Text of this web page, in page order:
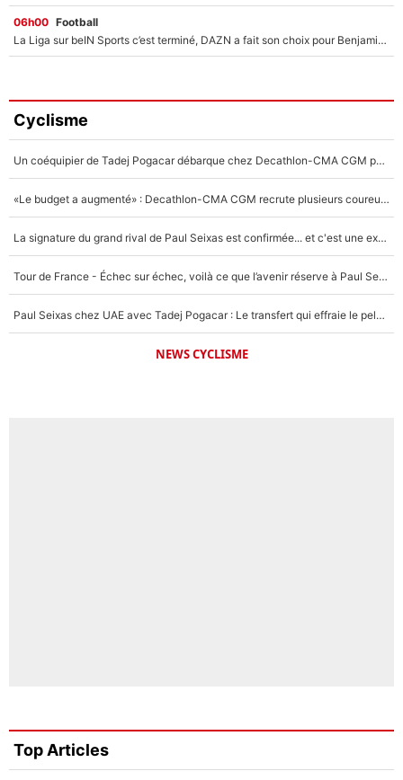
06h00 Football
La Liga sur beIN Sports c’est terminé, DAZN a fait son choix pour Benjamin Da Silva et Omar Da Fonseca !
Cyclisme
Un coéquipier de Tadej Pogacar débarque chez Decathlon-CMA CGM pour épauler Paul Seixas : «Mes meilleures années sont à venir»
«Le budget a augmenté» : Decathlon-CMA CGM recrute plusieurs coureurs pour offrir à Paul Seixas une équipe pour gagner le Tour de France 2027
La signature du grand rival de Paul Seixas est confirmée... et c'est une excellente nouvelle pour l'équipe Decathlon-CMA CGM !
Tour de France - Échec sur échec, voilà ce que l’avenir réserve à Paul Seixas : «Tant qu’il y aura un Pogacar comme celui-là...»
Paul Seixas chez UAE avec Tadej Pogacar : Le transfert qui effraie le peloton, «c’est la pire des choses qui puisse arriver»
NEWS CYCLISME
Top Articles